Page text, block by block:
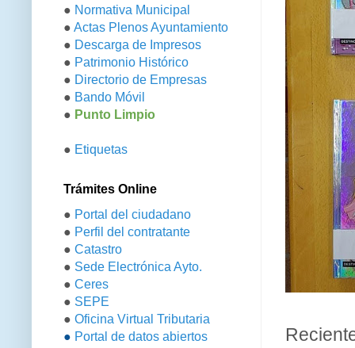
● Normativa Municipal
● Actas Plenos Ayuntamiento
● Descarga de Impresos
● Patrimonio Histórico
● Directorio de Empresas
● Bando Móvil
● Punto Limpio
● Etiquetas
Trámites Online
● Portal del ciudadano
● Perfil del contratante
● Catastro
● Sede Electrónica Ayto.
● Ceres
● SEPE
● Oficina Virtual Tributaria
● Portal de datos abiertos